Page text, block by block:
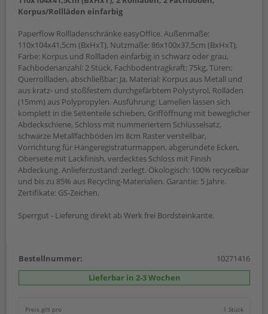
Korpus/Rollläden einfarbig
Paperflow Rollladenschränke easyOffice. Außenmaße:
110x104x41,5cm (BxHxT), Nutzmaße: 86x100x37,5cm (BxHxT),
Farbe: Korpus und Rollladen einfarbig in schwarz oder grau,
Fachbodenanzahl: 2 Stück, Fachbodentragkraft: 75kg, Türen:
Querrollladen, abschließbar: Ja, Material: Korpus aus Metall und
aus kratz- und stoßfestem durchgefärbtem Polystyrol, Rolläden
(15mm) aus Polypropylen. Ausführung: Lamellen lassen sich
komplett in die Seitenteile schieben, Grifföffnung mit beweglicher
Abdeckschiene, Schloss mit nummeriertem Schlüsselsatz,
schwarze Metallfachböden im 8cm Raster verstellbar,
Vorrichtung für Hängeregistraturmappen, abgerundete Ecken,
Oberseite mit Lackfinish, verdecktes Schloss mit Finish
Abdeckung. Anlieferzustand: zerlegt. Ökologisch: 100% recycelbar
und bis zu 85% aus Recycling-Materialien. Garantie: 5 Jahre.
Zertifikate: GS-Zeichen.
Sperrgut - Lieferung direkt ab Werk frei Bordsteinkante.
Bestellnummer:
10271416
Lieferbar in 2-3 Wochen
Preis gilt pro
1 Stück